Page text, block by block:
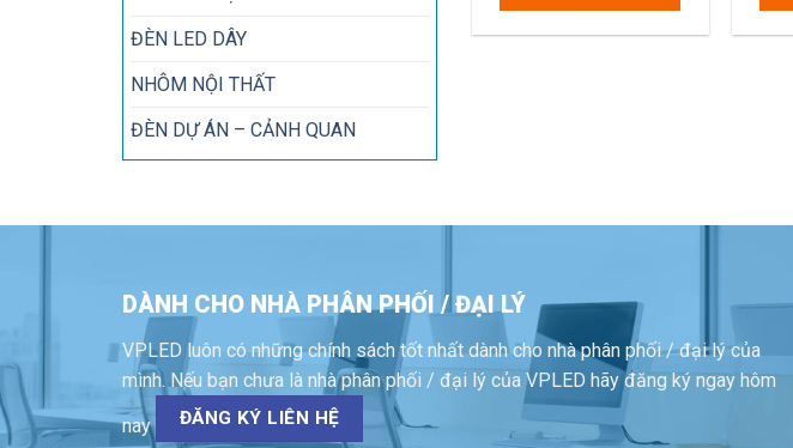
ĐÈN LED DÂY
NHÔM NỘI THẤT
ĐÈN DỰ ÁN – CẢNH QUAN
1.210.000 ₫.
DÀNH CHO NHÀ PHÂN PHỐI / ĐẠI LÝ
VPLED luôn có những chính sách tốt nhất dành cho nhà phân phối / đại lý của
mình. Nếu bạn chưa là nhà phân phối / đại lý của VPLED hãy đăng ký ngay hôm
nay ĐĂNG KÝ LIÊN HỆ